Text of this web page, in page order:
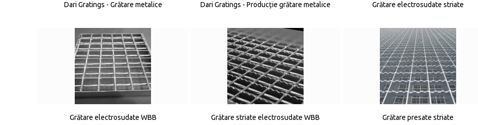
Dari Gratings - Grătare metalice Dari Gratings - Producție grătare metalice Grătare electrosudate striate
Grătare electrosudate WBB Grătare striate electrosudate WBB Grătare presate striate